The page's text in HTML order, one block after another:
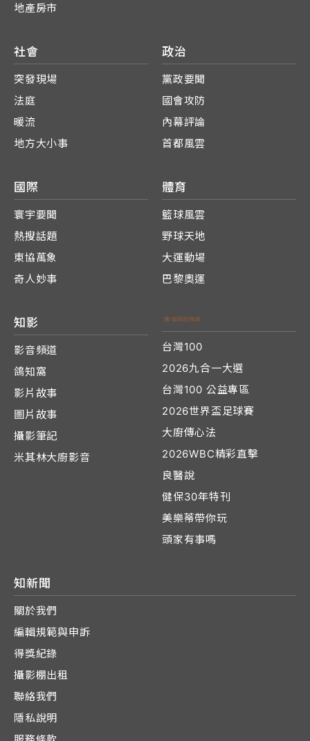
地產房市
社會
突發現場
法庭
暖流
地方大小事
政治
黨政要聞
國會攻防
內幕評論
首都風雲
國際
寰宇要聞
熱搜話題
東協萬象
奇人妙事
體育
籃球風雲
野球天地
大運動場
巴黎奧運
知影
影音頻道
鴿知窩
影片故事
圖片故事
攝影筆記
米其林大廚影音
台灣100
2026九合一大選
台灣100 公益專區
2026世界盃足球賽
大廚傳心法
2026WBC精彩直擊
良醫說
健保30年特刊
美樂蒂帶你玩
頭家有事嗎
知新聞
關於我們
編輯規範與申訴
得獎紀錄
攝影棚出租
聯絡我們
隱私說明